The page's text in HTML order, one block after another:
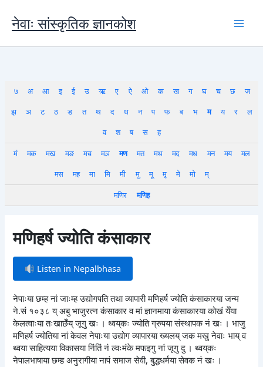
content
नेवाः सांस्कृतिक ज्ञानकोश
७ अ आ इ ई उ ऋ ए ऐ ओ क ख ग घ च छ
ज
झ
ञ ट ठ ड त थ द ध न प फ ब भ म य र
ल
व
श ष स
ह
मं
मक मख मङ मच मञ मण मत मथ मद मध मन मय
मल
मस
मह मा मि मी मु मू मृ मे मो
म्
मणिर
मणिह
मणिहर्ष ज्योति कंसाकार
Listen in Nepalbhasa
नेपाःया छम्ह नां जाःम्ह उद्योगपति तथा व्यापारी मणिहर्ष ज्योति कंसाकारया जन्म
ने.सं १०३८ य् अबु भाजुरत्न कंसाकार व मां ज्ञानमाया कंसाकारया कोखं येँया
केलत्वाःया तःखाछेँय् जूगु खः । थ्वय्‌कः ज्योति ग्रुपया संस्थापक नं खः । भाजु
मणिहर्ष ज्योतिया नां केवल नेपाःया उद्योग व्यापारया ख्यलय् जक मखु नेवाः भाय् व
थ्वया साहित्यया विकासया निंतिं नं ल्वःमंके मफइगु नां जूगु दु । थ्वय्‌कः
नेपालभाषाया छम्ह अनुरागीया नापं समाज सेवी, बुद्धधर्मया सेवक नं खः ।